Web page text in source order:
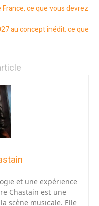
ce que vous devrez
au concept inédit: ce que
et une expérience
Chastain est une
scène musicale. Elle